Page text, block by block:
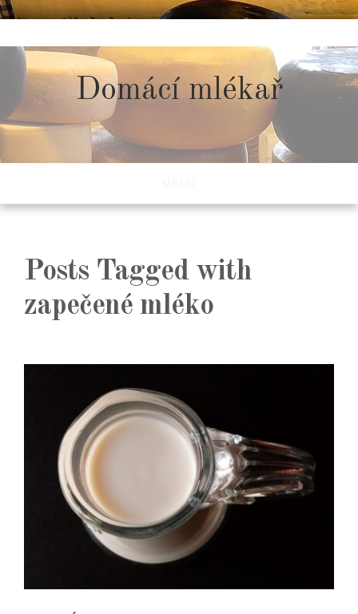
to
content
Domácí mlékař
Posts Tagged with
zapečené mléko